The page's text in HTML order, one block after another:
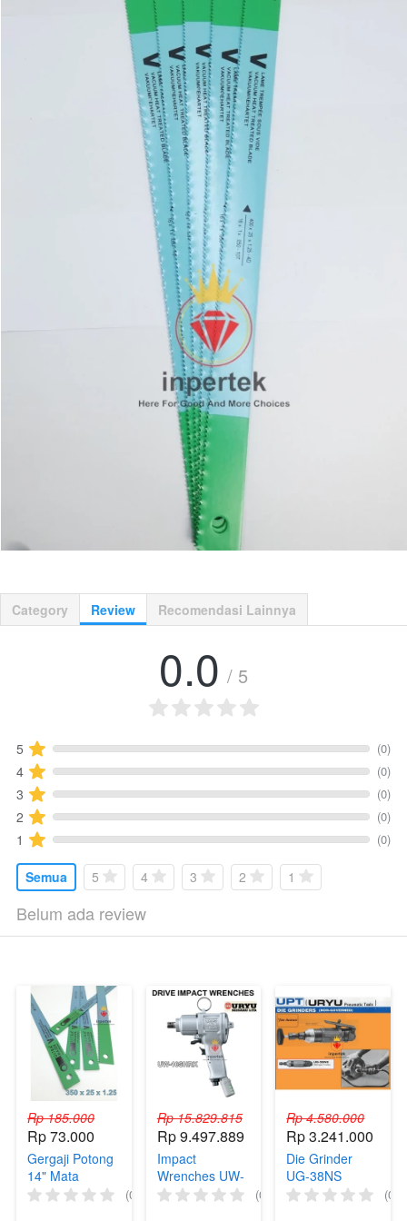
Category Review Recomendasi Lainnya
0.0 / 5
5 (0)
4 (0)
3 (0)
2 (0)
1 (0)
Semua 5 4 3 2 1
Belum ada review
Rp 185.000
Rp 73.000
Gergaji Potong
14" Mata
Gergaji Ultra
(0)
Rp 15.829.815
Rp 9.497.889
Impact
Wrenches UW-
10SHRK URYU
(0)
Rp 4.580.000
Rp 3.241.000
Die Grinder
UG-38NS
URYU Mesin
(0)